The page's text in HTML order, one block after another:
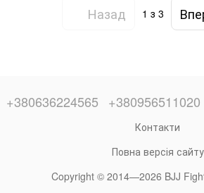
Назад 1 з 3
+380636224565 +380956511020
Контакти
Повна версія сайту
Copyright © 2014—2026 BJJ